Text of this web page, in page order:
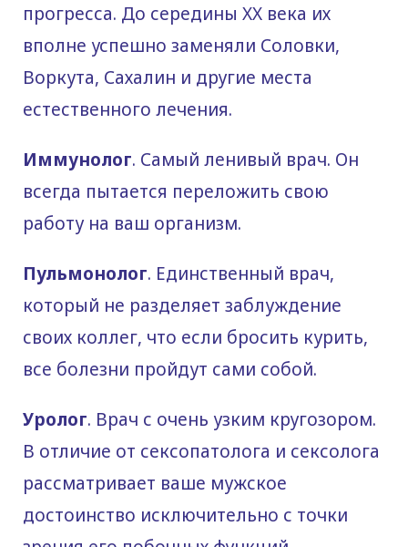
прогресса. До середины XX века их
вполне успешно заменяли Соловки,
Воркута, Сахалин и другие места
естественного лечения.
Иммунолог. Самый ленивый врач. Он
всегда пытается переложить свою
работу на ваш организм.
Пульмонолог. Единственный врач,
который не разделяет заблуждение
своих коллег, что если бросить курить,
все болезни пройдут сами собой.
Уролог. Врач с очень узким кругозором.
В отличие от сексопатолога и сексолога
рассматривает ваше мужское
достоинство исключительно с точки